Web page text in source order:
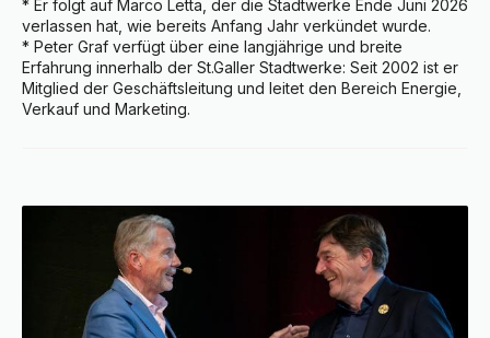
* Er folgt auf Marco Letta, der die Stadtwerke Ende Juni 2026
verlassen hat, wie bereits Anfang Jahr verkündet wurde.
* Peter Graf verfügt über eine langjährige und breite
Erfahrung innerhalb der St.Galler Stadtwerke: Seit 2002 ist er
Mitglied der Geschäftsleitung und leitet den Bereich Energie,
Verkauf und Marketing.